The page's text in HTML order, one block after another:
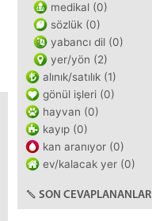
medikal (0)
sözlük (0)
yabancı dil (0)
yer/yön (2)
alınık/satılık (1)
gönül işleri (0)
hayvan (0)
kayıp (0)
kan aranıyor (0)
ev/kalacak yer (0)
SON CEVAPLANANLAR